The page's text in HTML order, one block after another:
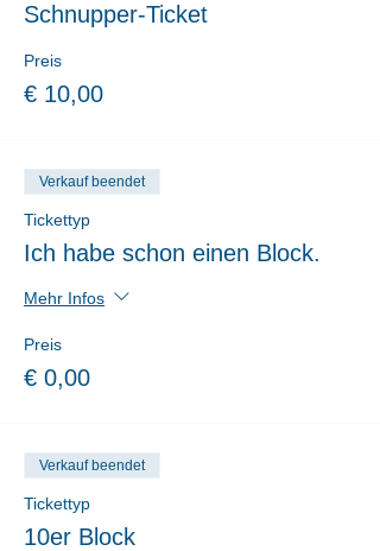
Schnupper-Ticket
Preis
€ 10,00
Verkauf beendet
Tickettyp
Ich habe schon einen Block.
Mehr Infos
Preis
€ 0,00
Verkauf beendet
Tickettyp
10er Block